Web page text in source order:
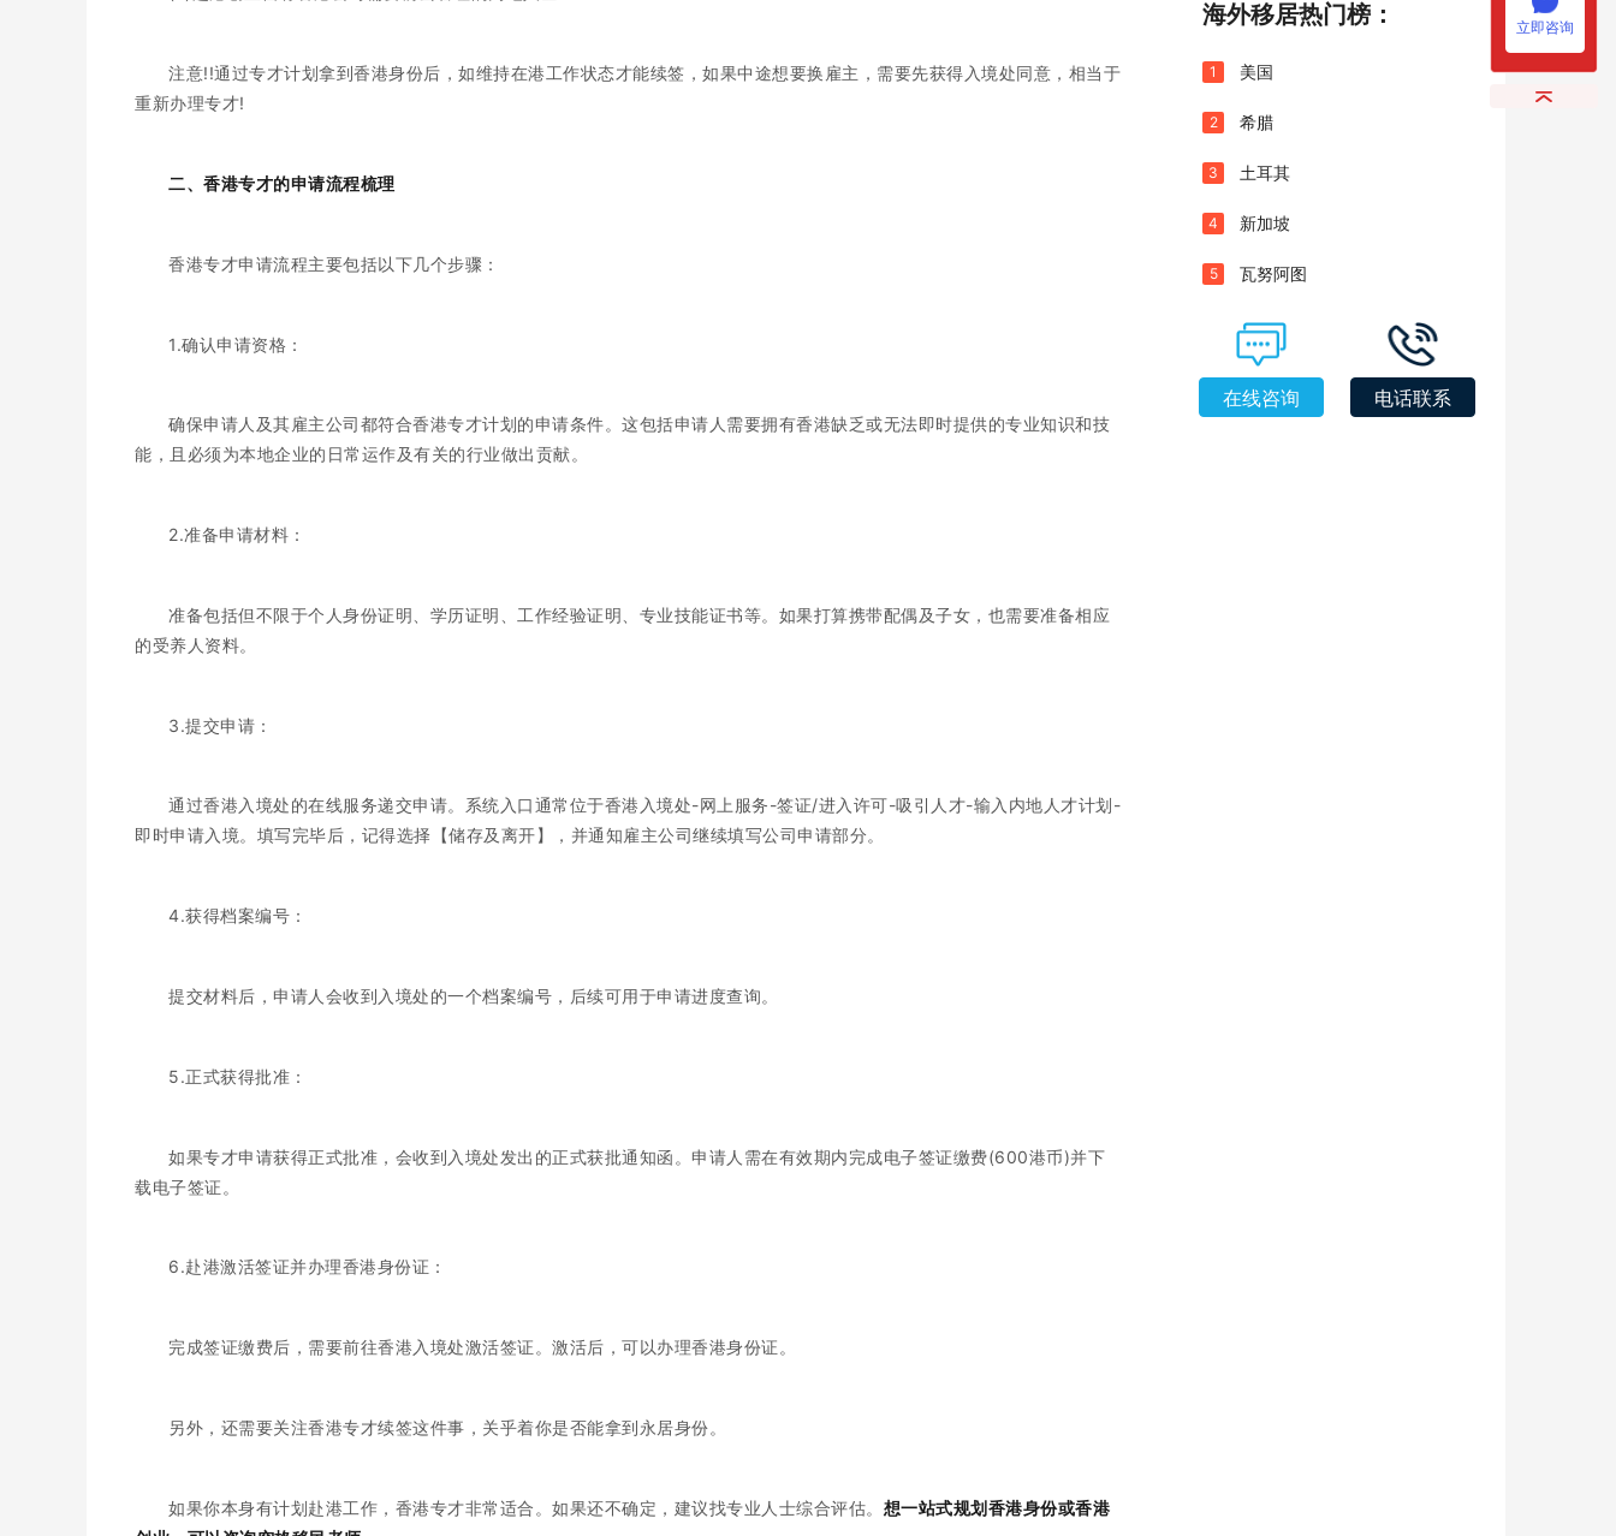
注意!!通过专才计划拿到香港身份后，如维持在港工作状态才能续签，如果中途想要换雇主，需要先获得入境处同意，相当于
重新办理专才!
二、香港专才的申请流程梳理
香港专才申请流程主要包括以下几个步骤：
1.确认申请资格：
确保申请人及其雇主公司都符合香港专才计划的申请条件。这包括申请人需要拥有香港缺乏或无法即时提供的专业知识和技
能，且必须为本地企业的日常运作及有关的行业做出贡献。
2.准备申请材料：
准备包括但不限于个人身份证明、学历证明、工作经验证明、专业技能证书等。如果打算携带配偶及子女，也需要准备相应
的受养人资料。
3.提交申请：
通过香港入境处的在线服务递交申请。系统入口通常位于香港入境处-网上服务-签证/进入许可-吸引人才-输入内地人才计划-
即时申请入境。填写完毕后，记得选择【储存及离开】，并通知雇主公司继续填写公司申请部分。
4.获得档案编号：
提交材料后，申请人会收到入境处的一个档案编号，后续可用于申请进度查询。
5.正式获得批准：
如果专才申请获得正式批准，会收到入境处发出的正式获批通知函。申请人需在有效期内完成电子签证缴费(600港币)并下
载电子签证。
6.赴港激活签证并办理香港身份证：
完成签证缴费后，需要前往香港入境处激活签证。激活后，可以办理香港身份证。
另外，还需要关注香港专才续签这件事，关乎着你是否能拿到永居身份。
如果你本身有计划赴港工作，香港专才非常适合。如果还不确定，建议找专业人士综合评估。 想一站式规划香港身份或香港
海外移居热门榜：
1 美国
2 希腊
3 土耳其
4 新加坡
5 瓦努阿图
在线咨询 电话联系
立即咨询